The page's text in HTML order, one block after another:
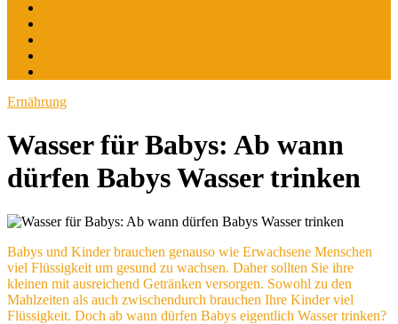
Ernährung
Wasser für Babys: Ab wann
dürfen Babys Wasser trinken
Babys und Kinder brauchen genauso wie Erwachsene Menschen
viel Flüssigkeit um gesund zu wachsen. Daher sollten Sie ihre
kleinen mit ausreichend Getränken versorgen. Sowohl zu den
Mahlzeiten als auch zwischendurch brauchen Ihre Kinder viel
Flüssigkeit. Doch ab wann dürfen Babys eigentlich Wasser trinken?